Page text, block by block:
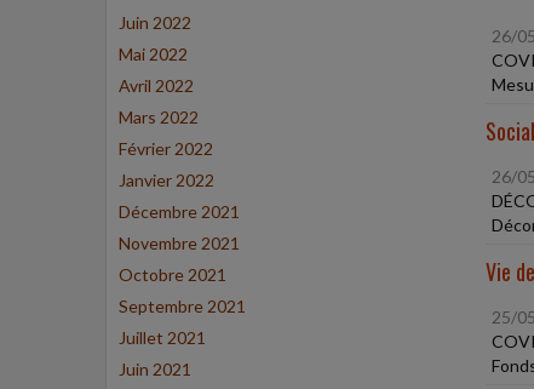
Juin 2022
Mai 2022
Avril 2022
Mars 2022
Février 2022
Janvier 2022
Décembre 2021
Novembre 2021
Octobre 2021
Septembre 2021
Juillet 2021
Juin 2021
26/
Social
26/
Vie
25/